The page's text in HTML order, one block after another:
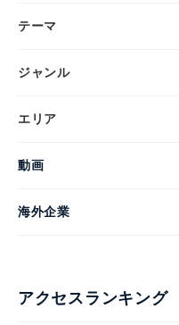
テーマ
ジャンル
エリア
動画
海外企業
アクセスランキング